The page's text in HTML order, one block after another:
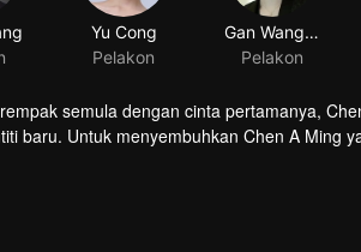
Yu Cong
Pelakon
Gan Wangxing
Pelakon
semula dengan cinta pertamanya,
baru. Untuk menyembuhkan Chen A Ming
merancang secara rahsia melalui
konflik emosi serta kenangan yang merobek